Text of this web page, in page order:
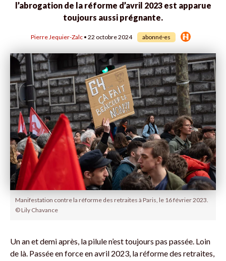
l’abrogation de la réforme d’avril 2023 est apparue
toujours aussi prégnante.
Pierre Jequier-Zalc • 22 octobre 2024 abonné·es
Manifestation contre la réforme des retraites à Paris, le 16 février 2023.
© Lily Chavance
Un an et demi après, la pilule n’est toujours pas passée. Loin
de là. Passée en force en avril 2023, la réforme des retraites,